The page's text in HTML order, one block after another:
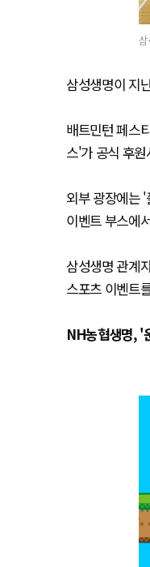
삼성생명이 지
배트민턴 페스
스'가 공식 후
외부 광장에는
이벤트 부스에
삼성생명 관계
스포츠 이벤트
NH농협생명, '